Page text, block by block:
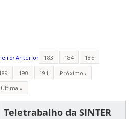
‹ Anterior 183 184
185
190 191
Próximo ›
Última »
Teletrabalho da SINTER